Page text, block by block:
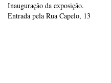
Inauguração da exposição.
Entrada pela Rua Capelo, 13